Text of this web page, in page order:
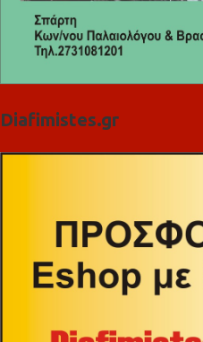
Diafimistes.gr